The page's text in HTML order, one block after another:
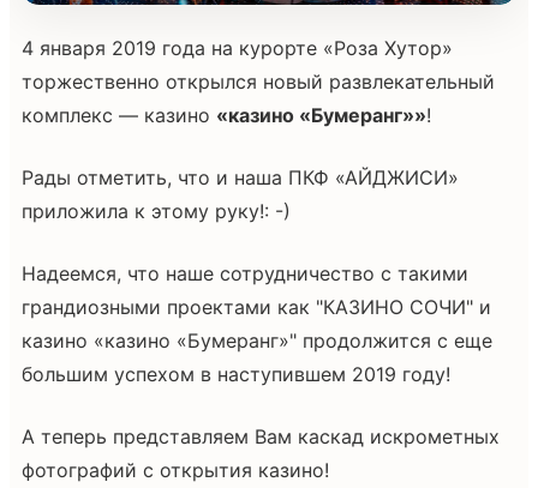
4 января 2019 года на курорте «Роза Хутор»
торжественно открылся новый развлекательный
комплекс — казино «казино «Бумеранг»»!
Рады отметить, что и наша ПКФ «АЙДЖИСИ»
приложила к этому руку!: -)
Надеемся, что наше сотрудничество с такими
грандиозными проектами как "КАЗИНО СОЧИ" и
казино «казино «Бумеранг»" продолжится с еще
большим успехом в наступившем 2019 году!
А теперь представляем Вам каскад искрометных
фотографий с открытия казино!